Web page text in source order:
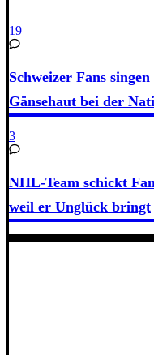
19
Schweizer Fans
Gänsehaut bei der Nati
3
NHL-Team schickt
weil er Unglück bringt